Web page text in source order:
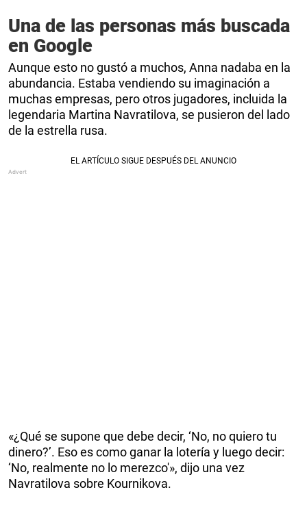
Una de las personas más buscada
en Google
Aunque esto no gustó a muchos, Anna nadaba en la
abundancia. Estaba vendiendo su imaginación a
muchas empresas, pero otros jugadores, incluida la
legendaria Martina Navratilova, se pusieron del lado
de la estrella rusa.
«¿Qué se supone que debe decir, ‘No, no quiero tu
dinero?’. Eso es como ganar la lotería y luego decir:
‘No, realmente no lo merezco'», dijo una vez
Navratilova sobre Kournikova.